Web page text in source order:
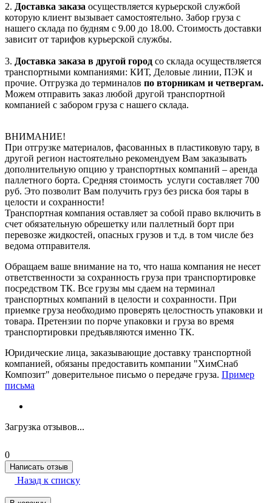
2. Доставка заказа осуществляется курьерской службой
которую клиент вызывает самостоятельно. Забор груза с
нашего склада по будням с 9.00 до 18.00. Стоимость доставки
зависит от тарифов курьерской службы.
3. Доставка заказа в другой город со склада осуществляется
транспортными компаниями: КИТ, Деловые линии, ПЭК и
прочие. Отгрузка до терминалов по вторникам и четвергам.
Можем отправить заказ любой другой транспортной
компанией с забором груза с нашего склада.
ВНИМАНИЕ!
При отгрузке материалов, фасованных в пластиковую тару, в
другой регион настоятельно рекомендуем Вам заказывать
дополнительную опцию у транспортных компаний – аренда
паллетного борта. Средняя стоимость услуги составляет 700
руб. Это позволит Вам получить груз без риска боя тары в
целости и сохранности!
Транспортная компания оставляет за собой право включить в
счет обязательную обрешетку или паллетный борт при
перевозке жидкостей, опасных грузов и т.д. в том числе без
ведома отправителя.
Обращаем ваше внимание на то, что наша компания не несет
ответственности за сохранность груза при транспортировке
посредством ТК. Все грузы мы сдаем на терминал
транспортных компаний в целости и сохранности. При
приемке груза необходимо проверять целостность упаковки и
товара. Претензии по порче упаковки и груза во время
транспортировки предъявляются именно ТК.
Юридические лица, заказывающие доставку транспортной
компанией, обязаны предоставить компании "ХимСнаб
Композит" доверительное письмо о передаче груза. Пример
письма
Загрузка отзывов...
0
Написать отзыв
Назад к списку